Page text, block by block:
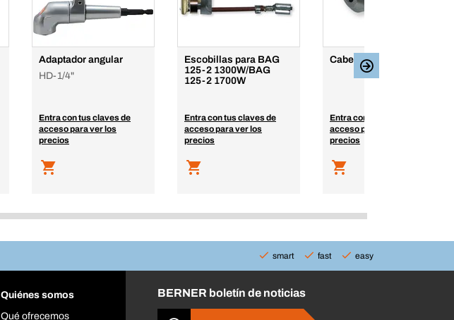
Adaptador angular
HD-1/4"
Entra con tus claves de
acceso para ver los
precios
Escobillas para BAG
125-2 1300W/BAG
125-2 1700W
Entra con tus claves de
acceso para ver los
precios
Cabezal llave
Entra con tus claves de
acceso para ver los
precios
smart fast easy
Quiénes somos
Qué ofrecemos
BERNER boletín de noticias